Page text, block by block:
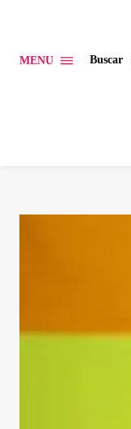
MENU Buscar